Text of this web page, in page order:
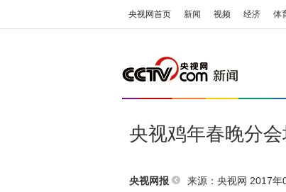
央视网首页 新闻 视频 经济 体
央视鸡年春晚分
央视网报 来源：央视网 2017年